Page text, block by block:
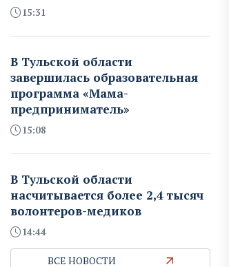
15:31
В Тульской области
завершилась образовательная
программа «Мама-
предприниматель»
15:08
В Тульской области
насчитывается более 2,4 тысяч
волонтеров-медиков
14:44
ВСЕ НОВОСТИ